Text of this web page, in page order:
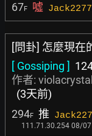
67F 噓 Jack2277
[問卦] 怎麼現在
[ Gossiping ]
作者: violacrystal
(3天前)
294F 推
111.71.30.254 08/